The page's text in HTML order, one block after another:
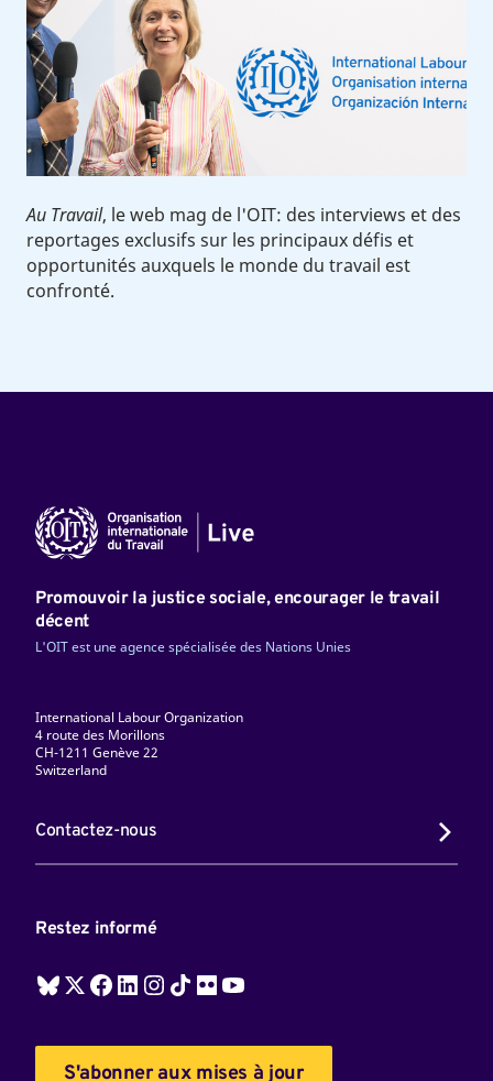
Au Travail, le web mag de l'OIT: des interviews et des
reportages exclusifs sur les principaux défis et
opportunités auxquels le monde du travail est
confronté.
Promouvoir la justice sociale, encourager le travail
décent
L'OIT est une agence spécialisée des Nations Unies
International Labour Organization
4 route des Morillons
CH-1211 Genève 22
Switzerland
Contactez-nous
Restez informé
S'abonner aux mises à jour